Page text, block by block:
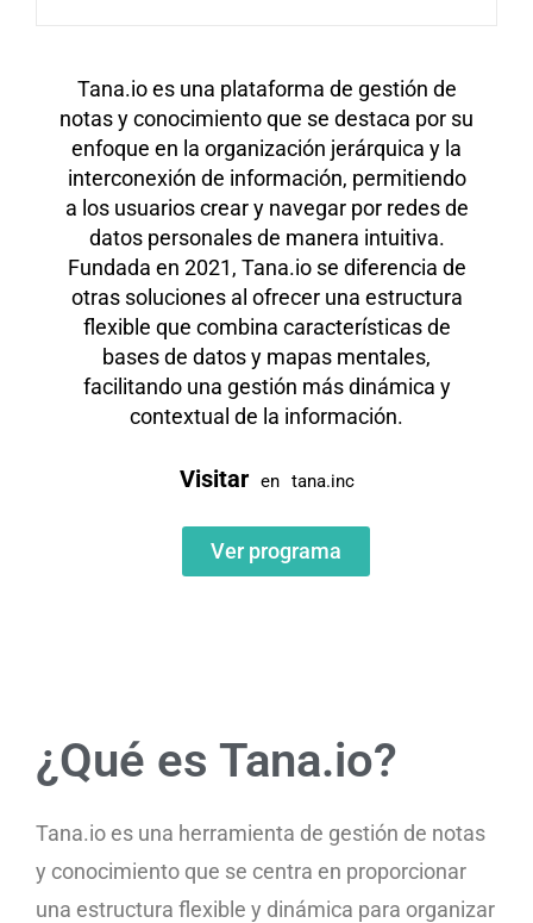
Tana.io es una plataforma de gestión de
notas y conocimiento que se destaca por su
enfoque en la organización jerárquica y la
interconexión de información, permitiendo
a los usuarios crear y navegar por redes de
datos personales de manera intuitiva.
Fundada en 2021, Tana.io se diferencia de
otras soluciones al ofrecer una estructura
flexible que combina características de
bases de datos y mapas mentales,
facilitando una gestión más dinámica y
contextual de la información.
Visitar en tana.inc
Ver programa
¿Qué es Tana.io?
Tana.io es una herramienta de gestión de notas
y conocimiento que se centra en proporcionar
una estructura flexible y dinámica para organizar